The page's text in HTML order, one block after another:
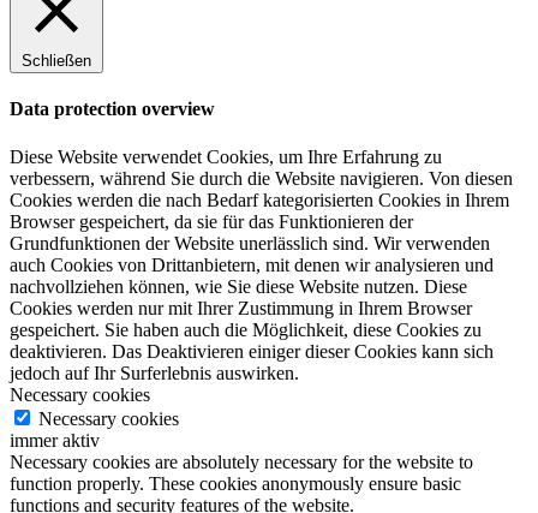
Schließen
Data protection overview
Diese Website verwendet Cookies, um Ihre Erfahrung zu
verbessern, während Sie durch die Website navigieren. Von diesen
Cookies werden die nach Bedarf kategorisierten Cookies in Ihrem
Browser gespeichert, da sie für das Funktionieren der
Grundfunktionen der Website unerlässlich sind. Wir verwenden
auch Cookies von Drittanbietern, mit denen wir analysieren und
nachvollziehen können, wie Sie diese Website nutzen. Diese
Cookies werden nur mit Ihrer Zustimmung in Ihrem Browser
gespeichert. Sie haben auch die Möglichkeit, diese Cookies zu
deaktivieren. Das Deaktivieren einiger dieser Cookies kann sich
jedoch auf Ihr Surferlebnis auswirken.
Necessary cookies
Necessary cookies
immer aktiv
Necessary cookies are absolutely necessary for the website to
function properly. These cookies anonymously ensure basic
functions and security features of the website.